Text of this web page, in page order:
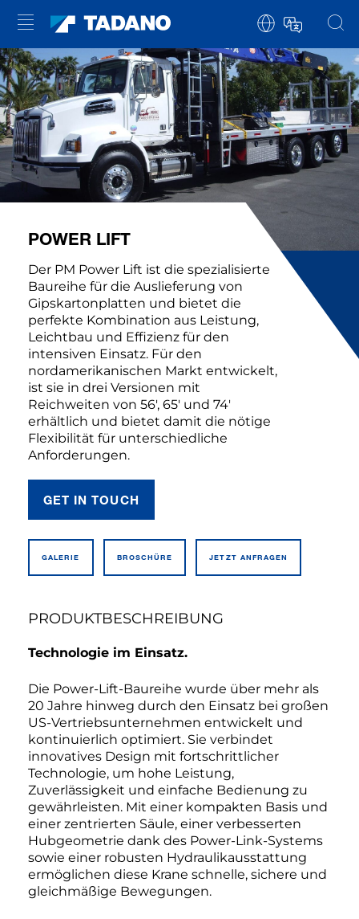
POWER LIFT
Der PM Power Lift ist die spezialisierte
Baureihe für die Auslieferung von
Gipskartonplatten und bietet die
perfekte Kombination aus Leistung,
Leichtbau und Effizienz für den
intensiven Einsatz. Für den
nordamerikanischen Markt entwickelt,
ist sie in drei Versionen mit
Reichweiten von 56′, 65′ und 74′
erhältlich und bietet damit die nötige
Flexibilität für unterschiedliche
Anforderungen.
GET IN TOUCH
GALERIE BROSCHÜRE JETZT ANFRAGEN
PRODUKTBESCHREIBUNG
Technologie im Einsatz.
Die Power-Lift-Baureihe wurde über mehr als
20 Jahre hinweg durch den Einsatz bei großen
US-Vertriebsunternehmen entwickelt und
kontinuierlich optimiert. Sie verbindet
innovatives Design mit fortschrittlicher
Technologie, um hohe Leistung,
Zuverlässigkeit und einfache Bedienung zu
gewährleisten. Mit einer kompakten Basis und
einer zentrierten Säule, einer verbesserten
Hubgeometrie dank des Power-Link-Systems
sowie einer robusten Hydraulikausstattung
ermöglichen diese Krane schnelle, sichere und
gleichmäßige Bewegungen.